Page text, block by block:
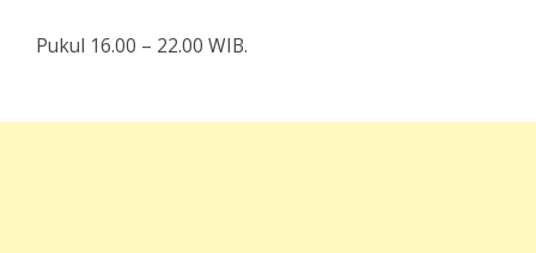
Pukul 16.00 – 22.00 WIB.